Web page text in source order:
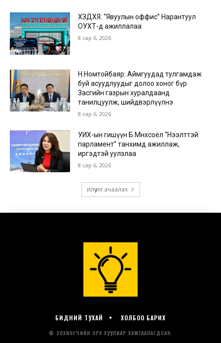
БИДНИЙ ТУХАЙ ХОЛБОО БАРИХ
© ЗОХИОГЧИЙН ЭРХ ХУУЛИАР ХАМГААЛАГДСАН.